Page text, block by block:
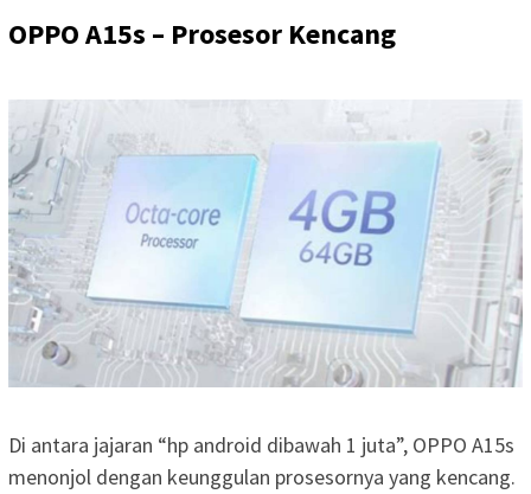
OPPO A15s – Prosesor Kencang
Di antara jajaran “hp android dibawah 1 juta”, OPPO A15s
menonjol dengan keunggulan prosesornya yang kencang.